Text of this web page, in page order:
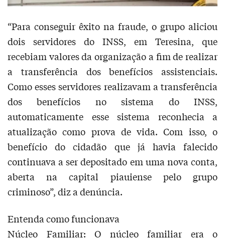
“Para conseguir êxito na fraude, o grupo aliciou
dois servidores do INSS, em Teresina, que
recebiam valores da organização a fim de realizar
a transferência dos benefícios assistenciais.
Como esses servidores realizavam a transferência
dos benefícios no sistema do INSS,
automaticamente esse sistema reconhecia a
atualização como prova de vida. Com isso, o
benefício do cidadão que já havia falecido
continuava a ser depositado em uma nova conta,
aberta na capital piauiense pelo grupo
criminoso”, diz a denúncia.
Entenda como funcionava
Núcleo Familiar: O núcleo familiar era o